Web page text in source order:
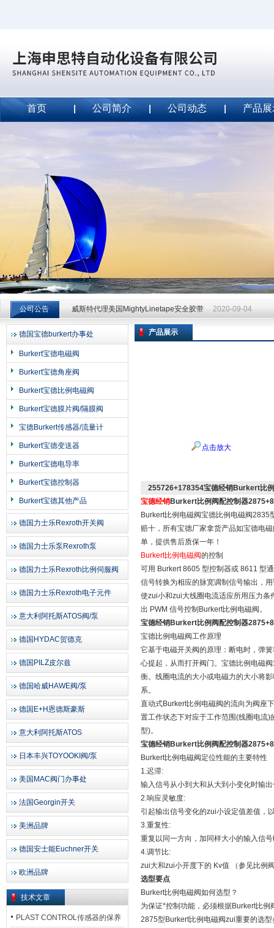
上海申思特自动化设备有限公司
首页 公司简介 公司动态 产品
公司公告
威斯特代理美国MightyLinetape安全胶带 2020-09-04
威斯特代理美国MightyLinetape安全胶带 2020-09-04
威斯特代理美国MightyLinetape安全胶带
德国宝德burkert办事处
Burkert宝德电磁阀
Burkert宝德角座阀
Burkert宝德比例电磁阀
Burkert宝德膜片阀/隔膜阀
宝德Burkert传感器/流量计
Burkert宝德变送器
Burkert宝德电导率
Burkert宝德控制器
Burkert宝德其他产品
德国力士乐Rexroth开关阀
德国力士乐泵Rexroth泵
德国力士乐Rexroth比例伺服阀
德国力士乐Rexroth电子元件
意大利阿托斯ATOS阀/泵
德国HYDAC贺德克
德国PILZ皮尔兹
德国哈威HAWE阀/泵
德国E+H恩德斯豪斯
意大利阿托斯ATOS
日本丰兴TOYOOKI阀/泵
美国MAC阀门办事处
法国Georgin开关
美洲品牌
德国安士能Euchner开关
欧洲品牌
技术文章
PLAST CONTROL传感器的保养
产品展示
点击放大
255726+178354宝德经销Burkert比
宝德经销Burkert比例阀配控制器
Burkert比例电磁阀宝德比例电磁阀
赔十，所有宝德厂家拿货产品如宝德电
单，提供售后质保一年！
Burkert比例电磁阀的控制
可用 Burkert 8605 型控制器或 8611 型
信号转换为相应的脉宽调制信号输出，
使zui小和zui大线圈电流适应所用压力
出 PWM 信号控制Burkert比例电磁阀。
宝德经销Burkert比例阀配控制器
宝德比例电磁阀工作原理
它基于电磁开关阀的原理：断电时，弹
心提起，从而打开阀门。宝德比例电磁
衡。线圈电流的大小或电磁力的大小将
系。
直动式Burkert比例电磁阀的流向为阀座
置工作状态下对应于工作范围(线圈电流
型)。
宝德经销Burkert比例阀配控制器
Burkert比例电磁阀定位性能的主要特性
1.迟滞:
输入信号从小到大和从大到小变化时输
2.响应灵敏度:
引起输出信号变化的zui小设定值差值，
3.重复性:
重复以同一方向，加同样大小的输入信
4.调节比:
zui大和zui小开度下的 Kv值 （参见比例
选型要点
Burkert比例电磁阀如何选型？
为保证*控制功能，必须根据Burkert比例
2875型Burkert比例电磁阀zui重要的选